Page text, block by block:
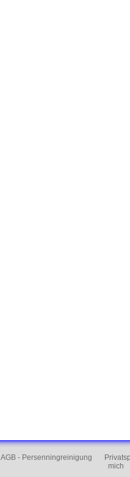
AGB - Persenningreinigung
mich